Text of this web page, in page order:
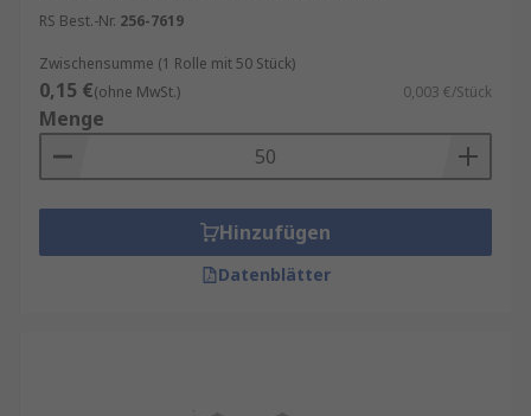
RS Best.-Nr. 256-7619
Zwischensumme (1 Rolle mit 50 Stück)
0,15 €(ohne MwSt.) 0,003 €/Stück
Menge
Hinzufügen
Datenblätter